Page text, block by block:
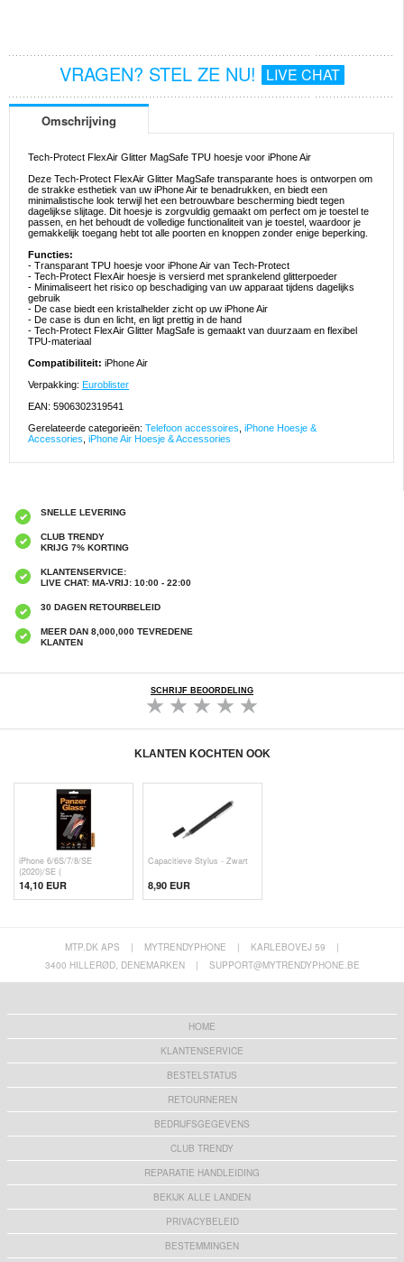
VRAGEN? STEL ZE NU! LIVE CHAT
Omschrijving
Tech-Protect FlexAir Glitter MagSafe TPU hoesje voor iPhone Air
Deze Tech-Protect FlexAir Glitter MagSafe transparante hoes is ontworpen om
de strakke esthetiek van uw iPhone Air te benadrukken, en biedt een
minimalistische look terwijl het een betrouwbare bescherming biedt tegen
dagelijkse slijtage. Dit hoesje is zorgvuldig gemaakt om perfect om je toestel te
passen, en het behoudt de volledige functionaliteit van je toestel, waardoor je
gemakkelijk toegang hebt tot alle poorten en knoppen zonder enige beperking.
Functies:
- Transparant TPU hoesje voor iPhone Air van Tech-Protect
- Tech-Protect FlexAir hoesje is versierd met sprankelend glitterpoeder
- Minimaliseert het risico op beschadiging van uw apparaat tijdens dagelijks
gebruik
- De case biedt een kristalhelder zicht op uw iPhone Air
- De case is dun en licht, en ligt prettig in de hand
- Tech-Protect FlexAir Glitter MagSafe is gemaakt van duurzaam en flexibel
TPU-materiaal
Compatibiliteit: iPhone Air
Verpakking: Euroblister
EAN: 5906302319541
Gerelateerde categorieën: Telefoon accessoires iPhone Hoesje &
Accessories iPhone Air Hoesje & Accessories
SNELLE LEVERING
CLUB TRENDY
KRIJG 7% KORTING
KLANTENSERVICE:
LIVE CHAT: MA-VRIJ: 10:00 - 22:00
30 DAGEN RETOURBELEID
MEER DAN 8,000,000 TEVREDENE
KLANTEN
SCHRIJF BEOORDELING
KLANTEN KOCHTEN OOK
iPhone 6/6S/7/8/SE
(2020)/SE (
14,10 EUR
Capacitieve Stylus - Zwart
8,90 EUR
MTP.DK APS | MYTRENDYPHONE | KARLEBOVEJ 59
|
3400 HILLERØD, DENEMARKEN
| SUPPORT@MYTRENDYPHONE.BE
HOME
KLANTENSERVICE
BESTELSTATUS
RETOURNEREN
BEDRIJFSGEGEVENS
CLUB TRENDY
REPARATIE HANDLEIDING
BEKIJK ALLE LANDEN
PRIVACYBELEID
BESTEMMINGEN